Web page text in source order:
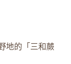
地的「三和蕨